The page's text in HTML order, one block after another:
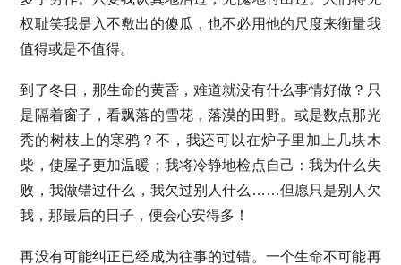
权耻笑我是入不敷出的傻瓜，也不必用他的尺度来衡量我
值得或是不值得。
到了冬日，那生命的黄昏，难道就没有什么事情好做？只
是隔着窗子，看飘落的雪花，落漠的田野。或是数点那光
秃的树枝上的寒鸦？不，我还可以在炉子里加上几块木
柴，使屋子更加温暖；我将冷静地检点自己：我为什么失
败，我做错过什么，我欠过别人什么……但愿只是别人欠
我，那最后的日子，便会心安得多！
再没有可能纠正已经成为往事的过错。一个生命不可能再